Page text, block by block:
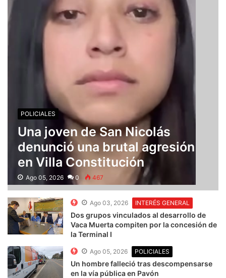
POLICIALES
Una joven de San Nicolás
denunció una brutal agresión
en Villa Constitución
Ago 05, 2026 0 467
Ago 03, 2026 INTERÉS GENERAL
Dos grupos vinculados al desarrollo de
Vaca Muerta compiten por la concesión de
la Terminal I
Ago 05, 2026 POLICIALES
Un hombre falleció tras descompensarse
en la vía pública en Pavón